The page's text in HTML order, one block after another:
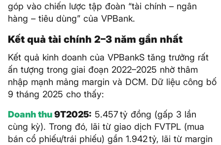
góp vào chiến lược tập đoàn “tài chính – ngân
hàng – tiêu dùng” của VPBank.
Kết quả tài chính 2–3 năm gần nhất
Kết quả kinh doanh của VPBankS tăng trưởng rất
ấn tượng trong giai đoạn 2022–2025 nhờ thâm
nhập mạnh mảng margin và DCM. Dữ liệu công bố
9 tháng 2025 cho thấy:
Doanh thu9T2025: 5.457 tỷ đồng (gấp 3 lần
cùng kỳ). Trong đó, lãi từ giao dịch FVTPL (mua
bán cổ phiếu/trái phiếu) gần 1.942 tỷ, lãi từ margin